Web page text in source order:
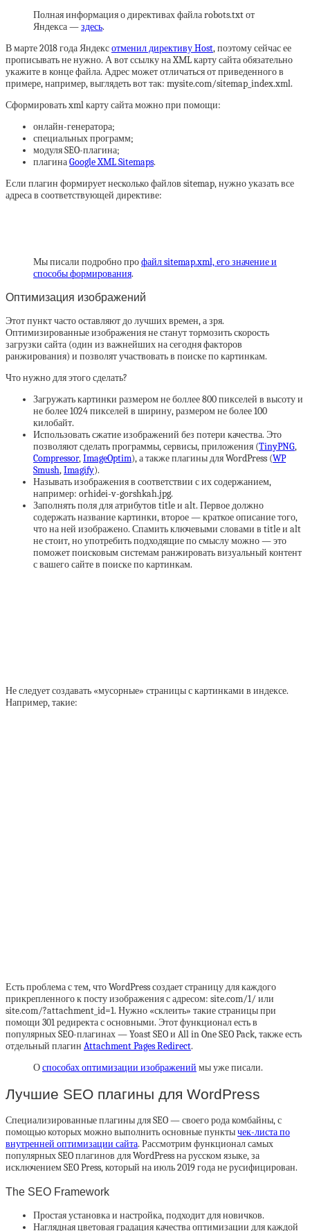
Полная информация о директивах файла robots.txt от
Яндекса —здесь.
В марте 2018 года Яндексотменил директиву Host, поэтому сейчас ее
прописывать не нужно. А вот ссылку на XML карту сайта обязательно
укажите в конце файла. Адрес может отличаться от приведенного в
примере, например, выглядеть вот так: mysite.com/sitemap_index.xml.
Сформировать xml карту сайта можно при помощи:
онлайн-генератора;
специальных программ;
модуля SEO-плагина;
плагинаGoogle XML Sitemaps.
Если плагин формирует несколько файлов sitemap, нужно указать все
адреса в соответствующей директиве:
Мы писали подробно профайл sitemap.xml, его значение и
способы формирования.
Оптимизация изображений
Этот пункт часто оставляют до лучших времен, а зря.
Оптимизированные изображения не станут тормозить скорость
загрузки сайта (один из важнейших на сегодня факторов
ранжирования) и позволят участвовать в поиске по картинкам.
Что нужно для этого сделать?
Загружать картинки размером не боллее 800 пикселей в высоту и
не более 1024 пикселей в ширину, размером не более 100
килобайт.
Использовать сжатие изображений без потери качества. Это
позволяют сделать программы, сервисы, приложения (TinyPNG,
Compressor,ImageOptim), а также плагины для WordPress (WP
Smush,Imagify).
Называть изображения в соответствии с их содержанием,
например: orhidei-v-gorshkah.jpg.
Заполнять поля для атрибутов title и alt. Первое должно
содержать название картинки, второе — краткое описание того,
что на ней изображено. Спамить ключевыми словами в title и alt
не стоит, но употребить подходящие по смыслу можно — это
поможет поисковым системам ранжировать визуальный контент
с вашего сайте в поиске по картинкам.
Не следует создавать «мусорные» страницы с картинками в индексе.
Например, такие:
Есть проблема с тем, что WordPress создает страницу для каждого
прикрепленного к посту изображения с адресом: site.com/1/ или
site.com/?attachment_id=1. Нужно «склеить» такие страницы при
помощи 301 редиректа с основными. Этот функционал есть в
популярных SEO-плагинах — Yoast SEO и All in One SEO Pack, также есть
отдельный плагин Attachment Pages Redirect.
Оспособах оптимизации изображений мы уже писали.
Лучшие SEO плагины для WordPress
Специализированные плагины для SEO — своего рода комбайны, с
помощью которых можно выполнить основные пунктычек-листа по
внутренней оптимизации сайта. Рассмотрим функционал самых
популярных SEO плагинов для WordPress на русском языке, за
исключением SEO Press, который на июль 2019 года не русифицирован.
The SEO Framework
Простая установка и настройка, подходит для новичков.
Наглядная цветовая градация качества оптимизации для каждой